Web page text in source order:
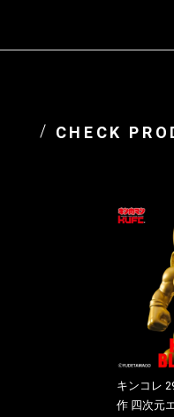
CHECK
キンコレ
作 四次元